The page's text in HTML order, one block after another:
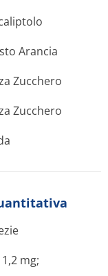
Arancia
Zucchero
Zucchero
mg;